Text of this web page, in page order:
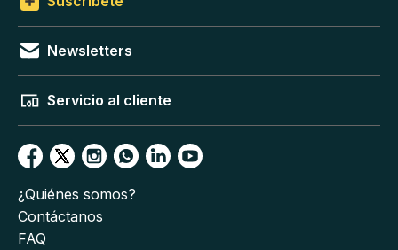
Newsletters
Servicio al cliente
¿Quiénes somos?
Contáctanos
FAQ